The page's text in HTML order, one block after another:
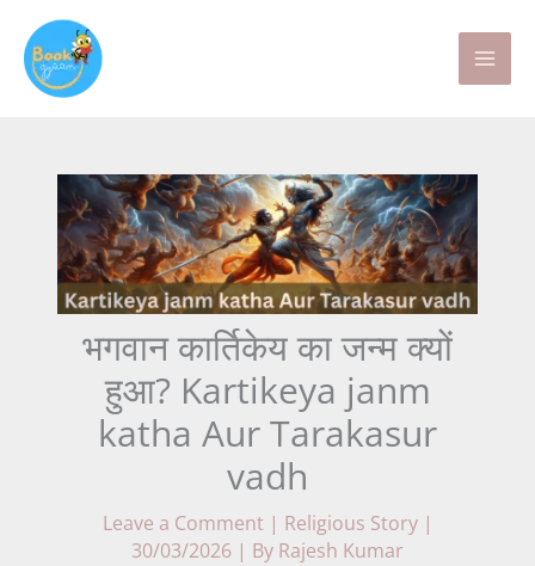
content
भगवान कार्तिकेय का जन्म क्यों
हुआ? Kartikeya janm
katha Aur Tarakasur
vadh
Leave a Comment | Religious Story|
30/03/2026 | By Rajesh Kumar